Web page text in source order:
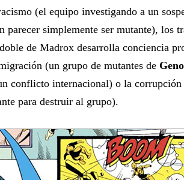
(el equipo investigando a un
parecer simplemente ser mutante), los
de Madrox desarrolla conciencia
(un grupo de mutantes de
conflicto internacional) o la corrupción
para destruir al grupo).